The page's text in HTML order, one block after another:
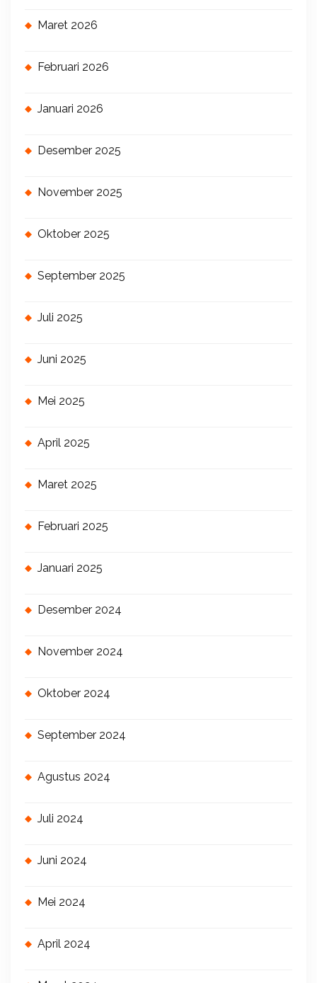
Maret 2026
Februari 2026
Januari 2026
Desember 2025
November 2025
Oktober 2025
September 2025
Juli 2025
Juni 2025
Mei 2025
April 2025
Maret 2025
Februari 2025
Januari 2025
Desember 2024
November 2024
Oktober 2024
September 2024
Agustus 2024
Juli 2024
Juni 2024
Mei 2024
April 2024